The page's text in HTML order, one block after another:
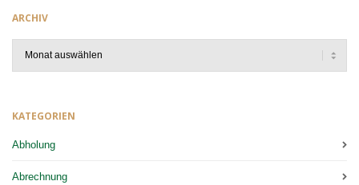
ARCHIV
KATEGORIEN
Abholung
Abrechnung